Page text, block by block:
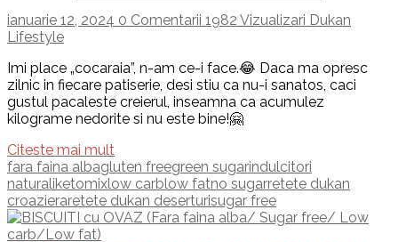
ianuarie 12, 2024 0 Comentarii 1982 Vizualizari Dukan
Lifestyle
Imi place „cocaraia”, n-am ce-i face.😂 Daca ma opresc
zilnic in fiecare patiserie, desi stiu ca nu-i sanatos, caci
gustul pacaleste creierul, inseamna ca acumulez
kilograme nedorite si nu este bine!🤗
Citeste mai mult
fara faina albagluten freegreen sugarindulcitori
naturaliketomixlow carblow fatno sugarretete dukan
croazieraretete dukan deserturisugar free